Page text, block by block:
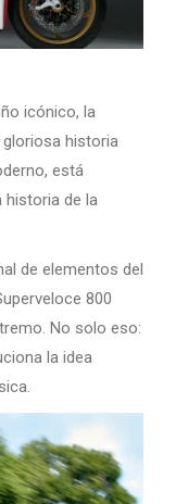
icónico, la
gloriosa historia
está
historia de la
de elementos del
800
No solo eso:
la idea